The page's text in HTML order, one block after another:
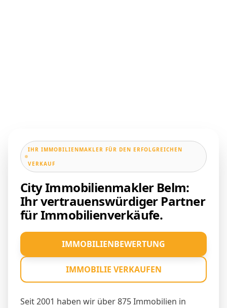
IHR IMMOBILIENMAKLER FÜR DEN ERFOLGREICHEN
VERKAUF
City Immobilienmakler Belm:
Ihr vertrauenswürdiger Partner
für Immobilienverkäufe.
Seit 2001 haben wir über 875 Immobilien in
IMMOBILIENBEWERTUNG
IMMOBILIE VERKAUFEN